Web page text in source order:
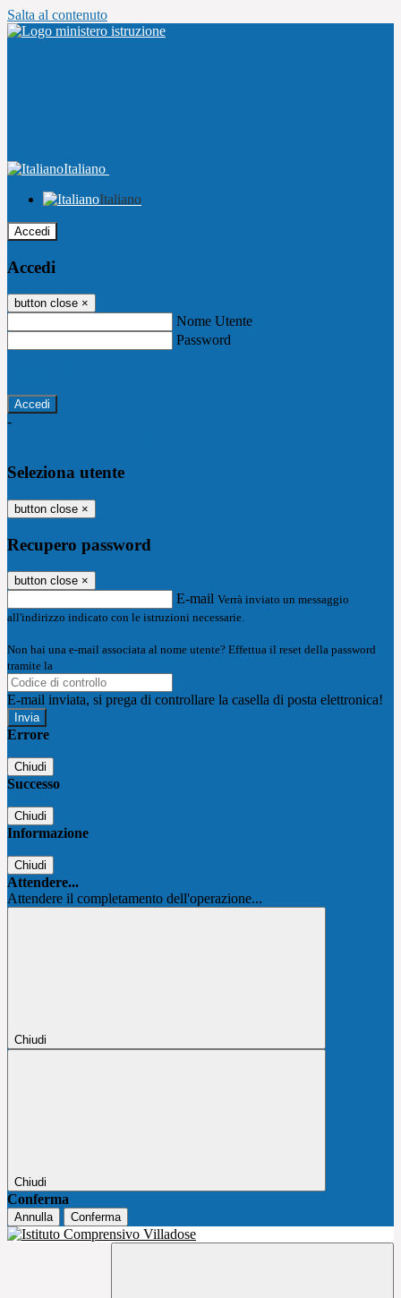
Salta al contenuto
Italiano
Italiano
Accedi
Accedi
button close ×
Nome Utente
Password
-
Seleziona utente
button close ×
Recupero password
button close ×
E-mail Verrà inviato un messaggio
all'indirizzo indicato con le istruzioni necessarie.
Non hai una e-mail associata al nome utente? Effettua il reset della password
tramite la
E-mail inviata, si prega di controllare la casella di posta elettronica!
Errore
Chiudi
Successo
Chiudi
Informazione
Chiudi
Attendere...
Attendere il completamento dell'operazione...
Chiudi
Chiudi
Conferma
Annulla Conferma